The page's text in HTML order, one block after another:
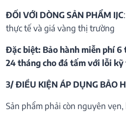
ĐỐI VỚI DÒNG SẢN PHẨM IJC
thực tế và giá vàng thị trường
Đặc biệt: Bảo hành miễn phí
24 tháng cho đá tấm với lỗi
3/ ĐIỀU KIỆN ÁP DỤNG BẢO
Sản phẩm phải còn nguyên